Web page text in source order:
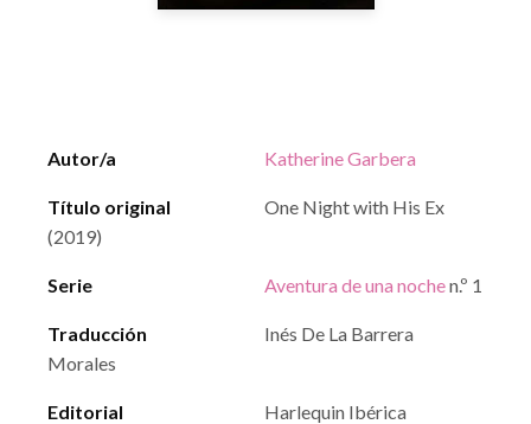
Autor/a Katherine Garbera
Título original
One Night with His Ex
(2019)
Serie Aventura de una nochen.º 1
Traducción
Inés De La Barrera
Morales
Editorial Harlequin Ibérica